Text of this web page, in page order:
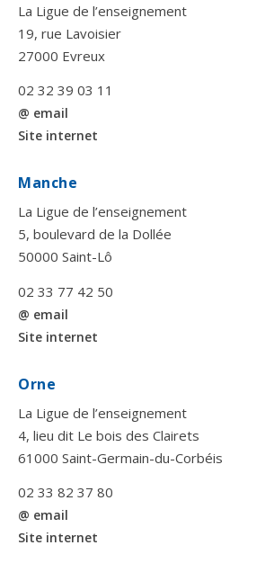
La Ligue de l’enseignement
19, rue Lavoisier
27000 Evreux
02 32 39 03 11
@ email
Site internet
Manche
La Ligue de l’enseignement
5, boulevard de la Dollée
50000 Saint-Lô
02 33 77 42 50
@ email
Site internet
Orne
La Ligue de l’enseignement
4, lieu dit Le bois des Clairets
61000 Saint-Germain-du-Corbéis
02 33 82 37 80
@ email
Site internet